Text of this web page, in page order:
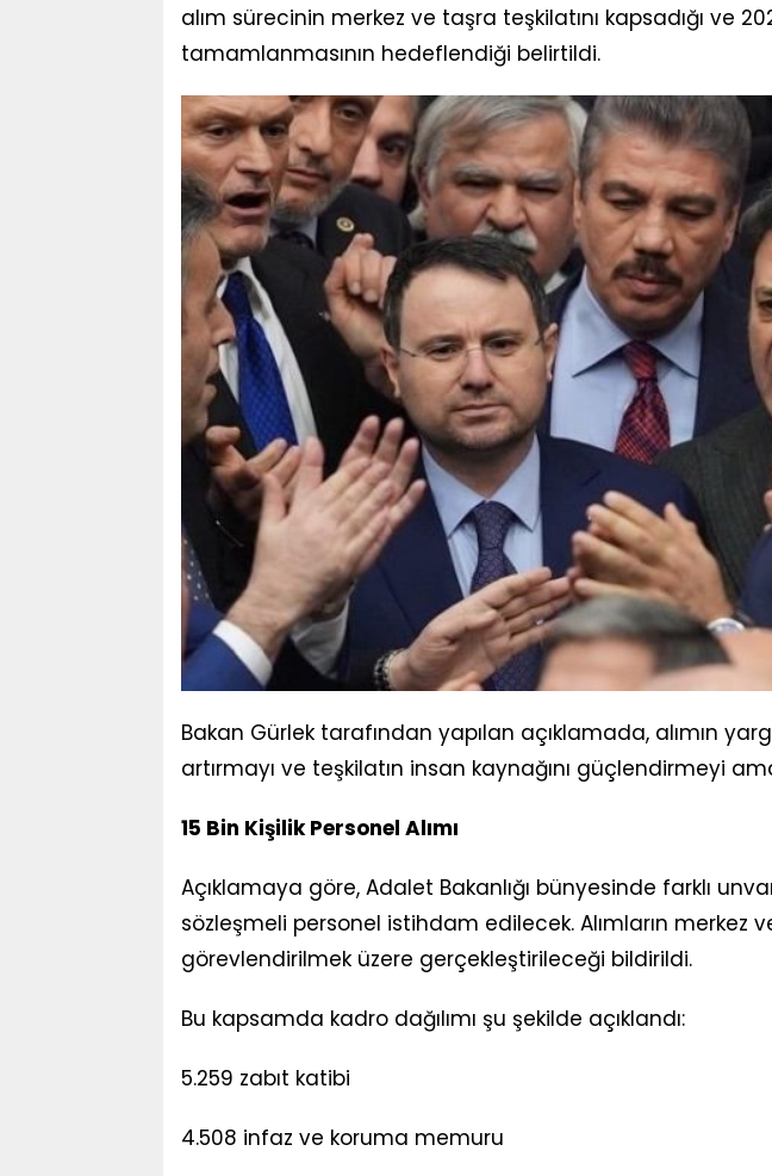
alım sürecinin merkez ve taşra teşkilatını kapsadığı ve
tamamlanmasının hedeflendiği belirtildi.
Bakan Gürlek tarafından yapılan açıklamada, alımın
artırmayı ve teşkilatın insan kaynağını güçlendirmeyi
15 Bin Kişilik Personel Alımı
Açıklamaya göre, Adalet Bakanlığı bünyesinde farklı
sözleşmeli personel istihdam edilecek. Alımların merkez
görevlendirilmek üzere gerçekleştirileceği bildirildi.
Bu kapsamda kadro dağılımı şu şekilde açıklandı:
5.259 zabıt katibi
4.508 infaz ve koruma memuru